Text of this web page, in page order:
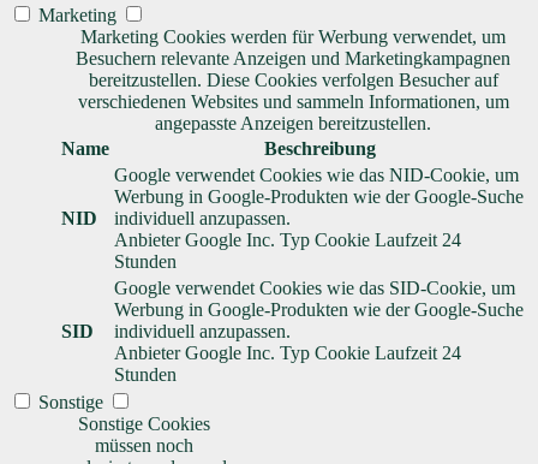
Marketing
Marketing Cookies werden für Werbung verwendet, um
Besuchern relevante Anzeigen und Marketingkampagnen
bereitzustellen. Diese Cookies verfolgen Besucher auf
verschiedenen Websites und sammeln Informationen, um
angepasste Anzeigen bereitzustellen.
Name
Beschreibung
NID
Google verwendet Cookies wie das NID-Cookie, um
Werbung in Google-Produkten wie der Google-Suche
individuell anzupassen.
Anbieter Google Inc. Typ Cookie Laufzeit 24
Stunden
SID
Google verwendet Cookies wie das SID-Cookie, um
Werbung in Google-Produkten wie der Google-Suche
individuell anzupassen.
Anbieter Google Inc. Typ Cookie Laufzeit 24
Stunden
Sonstige
Sonstige Cookies
müssen noch